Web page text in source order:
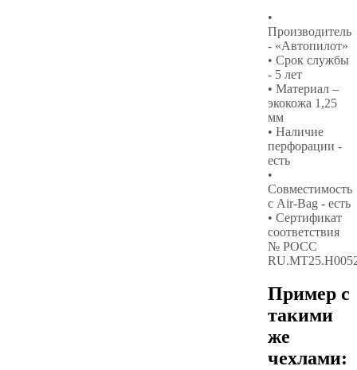
•
Производитель
- «Автопилот»
• Срок службы
- 5 лет
• Материал –
экокожа 1,25
мм
• Наличие
перфорации -
есть
•
Совместимость
с Air-Bag - есть
• Сертификат
соответствия
№ РОСС
Пример с
такими
же
чехлами: